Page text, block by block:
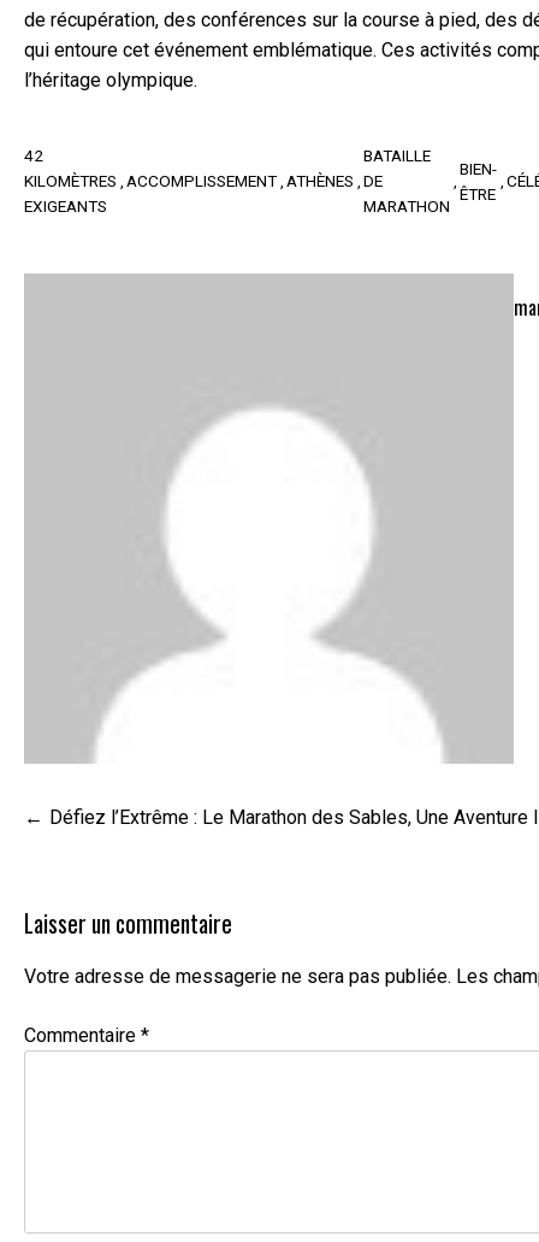
de récupération, des conférences sur la course à pied, des
qui entoure cet événement emblématique. Ces activités
l’héritage olympique.
42
KILOMÈTRES
EXIGEANTS
ACCOMPLISSEMENT ATHÈNES
BATAILLE
DE
MARATHON
BIEN-
ÊTRE
Navigation
Défiez l’Extrême : Le Marathon des Sables, Une Aventure
Laisser un commentaire
Votre adresse de messagerie ne sera pas publiée. Les
Commentaire *